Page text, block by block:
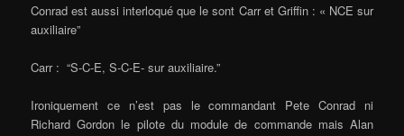
Conrad est aussi interloqué que le sont Carr et Griffin : « NCE sur
auxiliaire”
Carr : “S-C-E, S-C-E- sur auxiliaire.”
Ironiquement ce n’est pas le commandant Pete Conrad ni
Richard Gordon le pilote du module de commande mais Alan